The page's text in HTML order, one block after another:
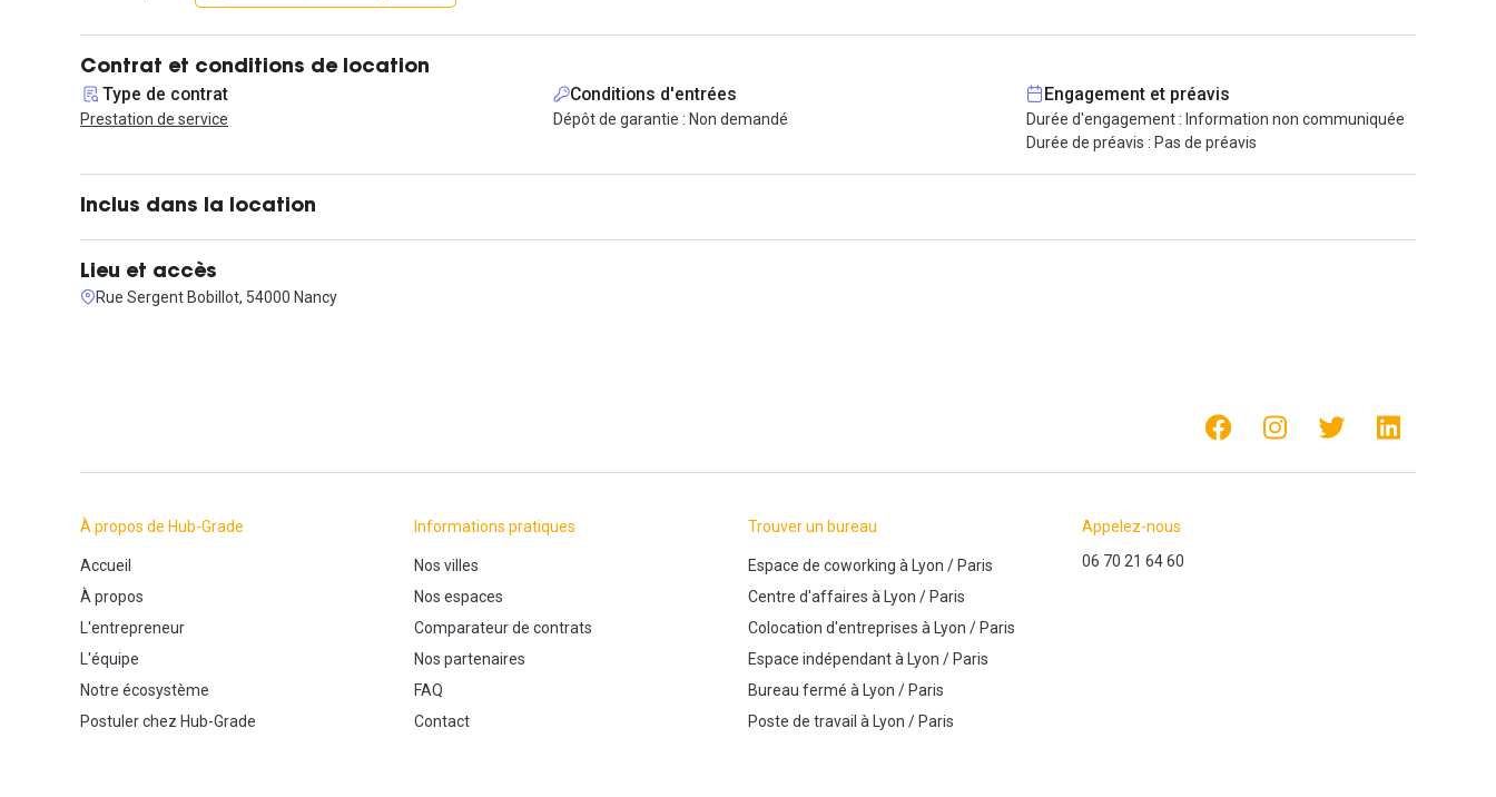
Contrat et conditions de location
Type de contrat
Prestation de service
Conditions d'entrées
Dépôt de garantie : Non demandé
Engagement et préavis
Durée d'engagement : Information non communiquée
Durée de préavis : Pas de préavis
Inclus dans la location
Lieu et accès
Rue Sergent Bobillot, 54000 Nancy
À propos de Hub-Grade
Accueil
À propos
L'entrepreneur
L'équipe
Notre écosystème
Postuler chez Hub-Grade
Informations pratiques
Nos villes
Nos espaces
Comparateur de contrats
Nos partenaires
FAQ
Contact
Trouver un bureau
Espace de coworking à Lyon /Paris
Centre d'affaires à Lyon /Paris
Colocation d'entreprises à Lyon /Paris
Espace indépendantà Lyon /Paris
Bureau fermé à Lyon /Paris
Poste de travail à Lyon /Paris
Appelez-nous
06 70 21 64 60